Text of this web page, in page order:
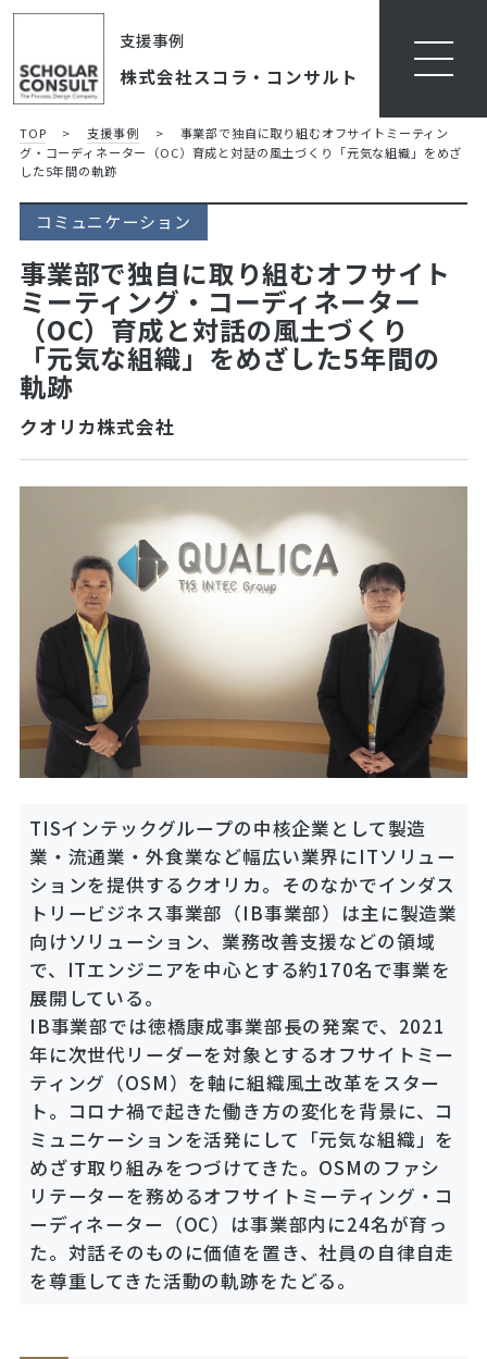
支援事例
株式会社スコラ・コンサルト
TOP > 支援事例 >
事業部で独自に取り組むオフサイトミーティン
グ・コーディネーター（OC）育成と対話の風土づくり
「元気な組織」をめざ
した5年間の軌跡
コミュニケーション
事業部で独自に取り組むオフサイト
ミーティング・コーディネーター
（OC）育成と対話の風土づくり
「元気な組織」をめざした5年間の
軌跡
クオリカ株式会社
TISインテックグループの中核企業として製造
業・流通業・外食業など幅広い業界にITソリュー
ションを提供するクオリカ。そのなかでインダス
トリービジネス事業部（IB事業部）は主に製造業
向けソリューション、業務改善支援などの領域
で、ITエンジニアを中心とする約170名で事業を
展開している。
IB事業部では徳橋康成事業部長の発案で、2021
年に次世代リーダーを対象とするオフサイトミー
ティング（OSM）を軸に組織風土改革をスター
ト。コロナ禍で起きた働き方の変化を背景に、コ
ミュニケーションを活発にして「元気な組織」を
めざす取り組みをつづけてきた。OSMのファシ
リテーターを務めるオフサイトミーティング・コ
ーディネーター（OC）は事業部内に24名が育っ
た。対話そのものに価値を置き、社員の自律自走
を尊重してきた活動の軌跡をたどる。